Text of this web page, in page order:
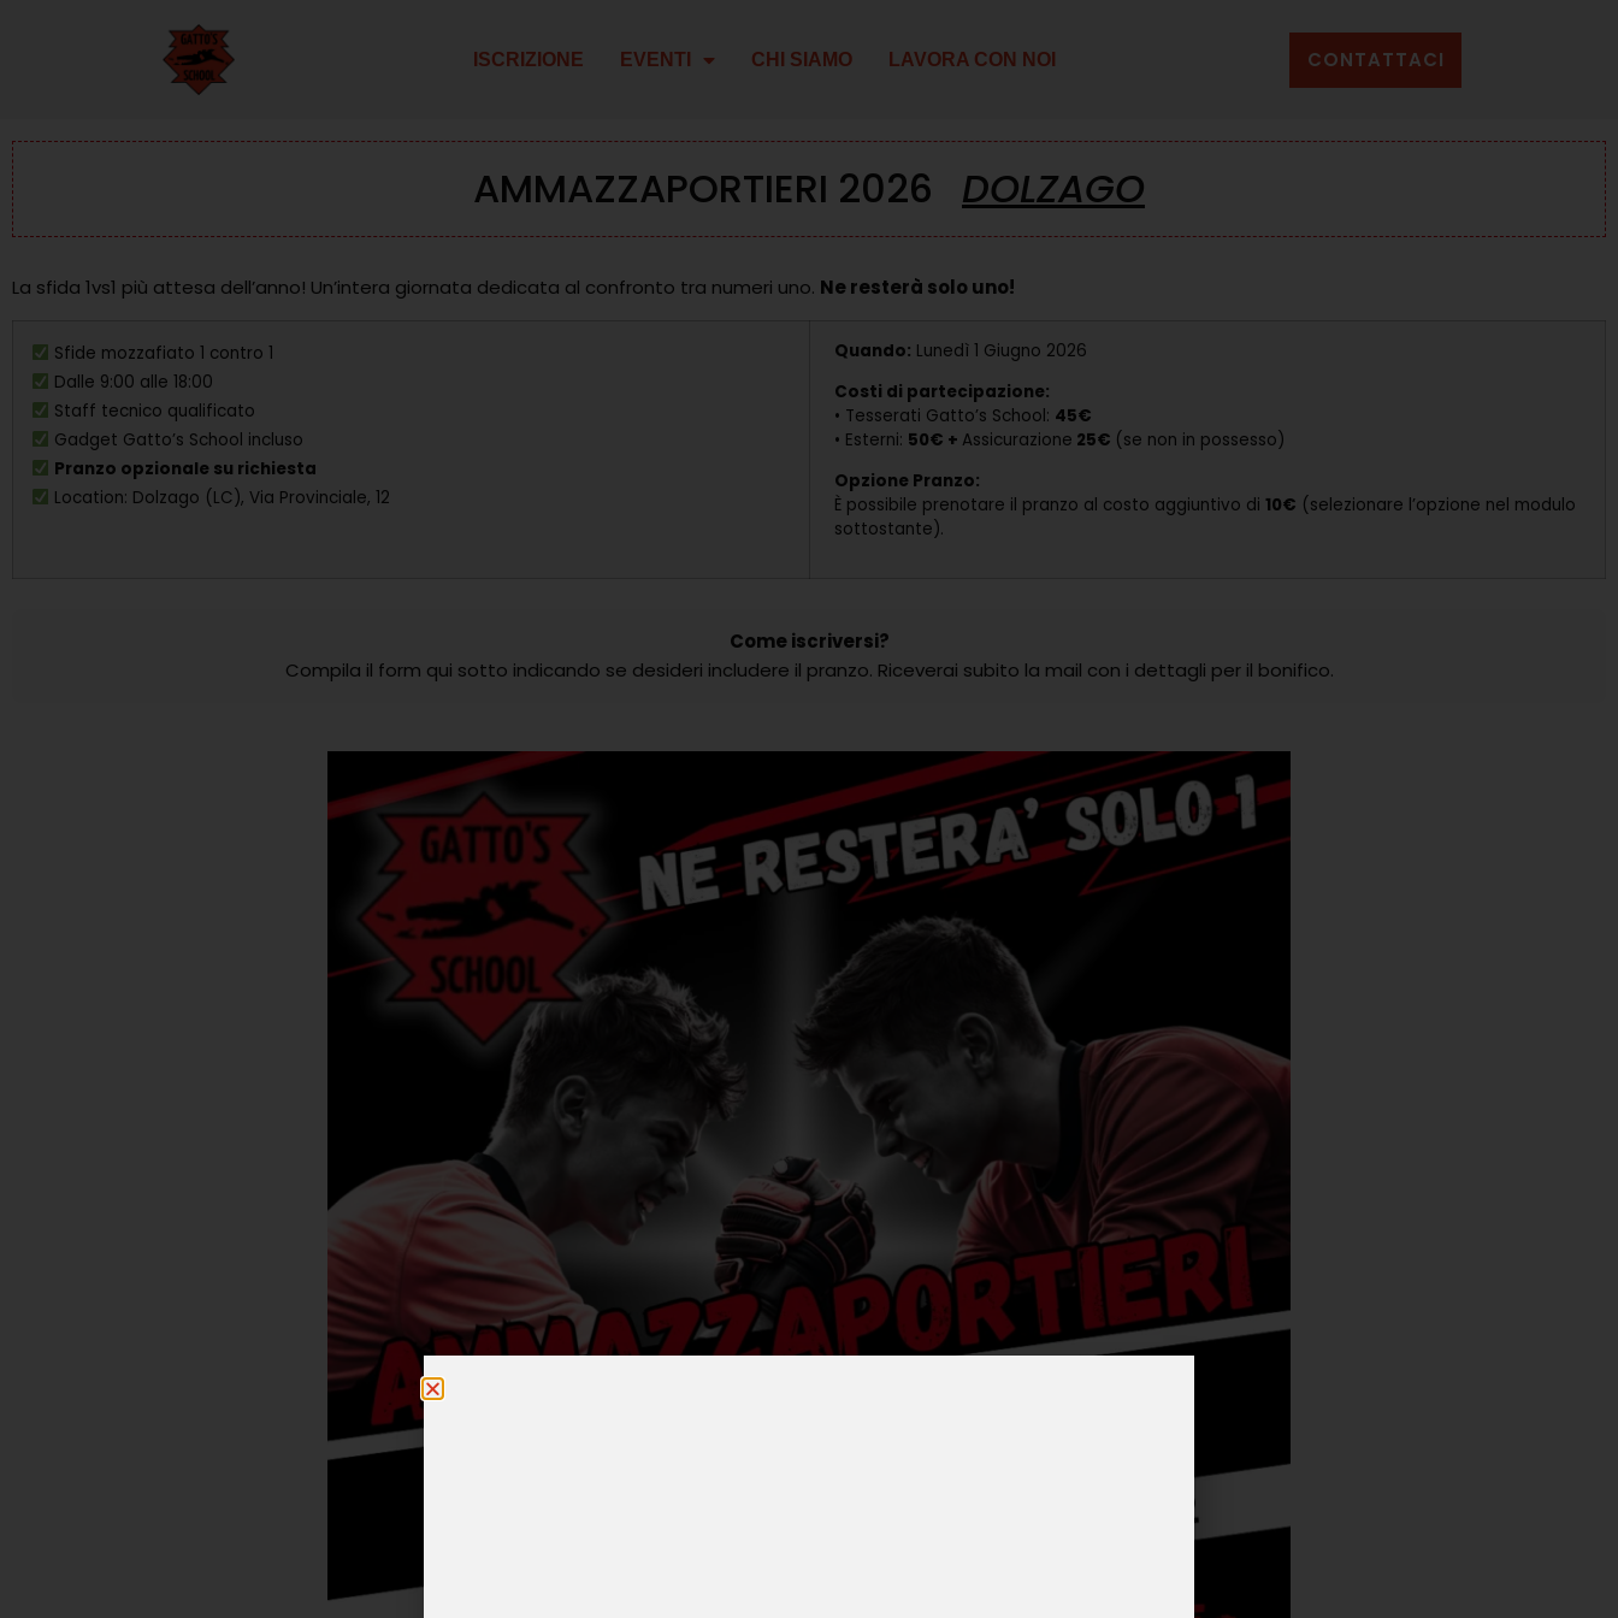
ISCRIZIONE EVENTI CHI SIAMO LAVORA CON NOI CONTATTACI
AMMAZZAPORTIERI 2026 DOLZAGO
La sfida 1vs1 più attesa dell’anno! Un’intera giornata dedicata al confronto tra numeri uno. Ne resterà solo uno!
Sfide mozzafiato 1 contro 1
Dalle 9:00 alle 18:00
Staff tecnico qualificato
Gadget Gatto’s School incluso
Pranzo opzionale su richiesta
Location: Dolzago (LC), Via Provinciale, 12
Quando: Lunedì 1 Giugno 2026
Costi di partecipazione:
• Tesserati Gatto’s School: 45€
• Esterni: 50€ + Assicurazione 25€ (se non in possesso)
Opzione Pranzo:
È possibile prenotare il pranzo al costo aggiuntivo di 10€ (selezionare l’opzione nel modulo
sottostante).
Come iscriversi?
Compila il form qui sotto indicando se desideri includere il pranzo. Riceverai subito la mail con i dettagli per il bonifico.